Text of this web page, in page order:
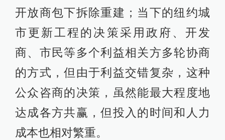
开放商包下拆除重建；当下的纽约城
市更新工程的决策采用政府、开发
商、市民等多个利益相关方多轮协商
的方式，但由于利益交错复杂，这种
公众咨商的决策，虽然能最大程度地
达成各方共赢，但投入的时间和人力
成本也相对繁重。